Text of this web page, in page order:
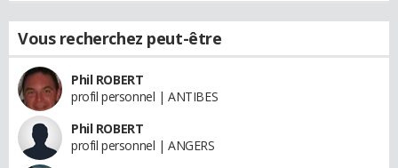
Vous recherchez peut-être
Phil ROBERT
profil personnel | ANTIBES
Phil ROBERT
profil personnel | ANGERS